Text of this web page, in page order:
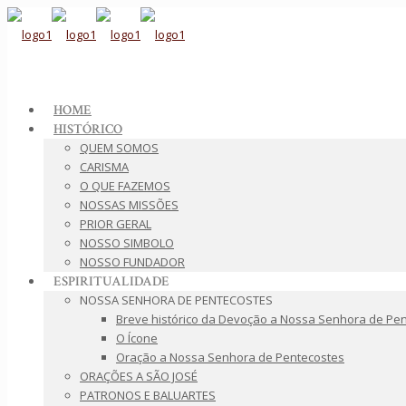
HOME
HISTÓRICO
QUEM SOMOS
CARISMA
O QUE FAZEMOS
NOSSAS MISSÕES
PRIOR GERAL
NOSSO SIMBOLO
NOSSO FUNDADOR
ESPIRITUALIDADE
NOSSA SENHORA DE PENTECOSTES
Breve histórico da Devoção a Nossa Senhora de
O Ícone
Oração a Nossa Senhora de Pentecostes
ORAÇÕES A SÃO JOSÉ
PATRONOS E BALUARTES